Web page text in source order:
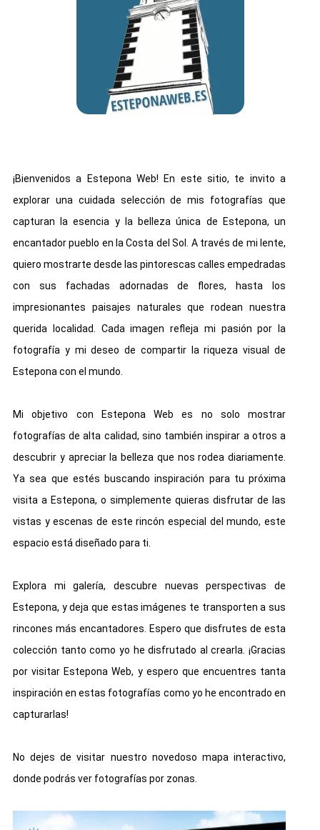
¡Bienvenidos a Estepona Web! En este sitio, te invito a
explorar una cuidada selección de mis fotografías que
capturan la esencia y la belleza única de Estepona, un
encantador pueblo en la Costa del Sol. A través de mi lente,
quiero mostrarte desde las pintorescas calles empedradas
con sus fachadas adornadas de flores, hasta los
impresionantes paisajes naturales que rodean nuestra
querida localidad. Cada imagen refleja mi pasión por la
fotografía y mi deseo de compartir la riqueza visual de
Estepona con el mundo.
Mi objetivo con Estepona Web es no solo mostrar
fotografías de alta calidad, sino también inspirar a otros a
descubrir y apreciar la belleza que nos rodea diariamente.
Ya sea que estés buscando inspiración para tu próxima
visita a Estepona, o simplemente quieras disfrutar de las
vistas y escenas de este rincón especial del mundo, este
espacio está diseñado para ti.
Explora mi galería, descubre nuevas perspectivas de
Estepona, y deja que estas imágenes te transporten a sus
rincones más encantadores. Espero que disfrutes de esta
colección tanto como yo he disfrutado al crearla. ¡Gracias
por visitar Estepona Web, y espero que encuentres tanta
inspiración en estas fotografías como yo he encontrado en
capturarlas!
No dejes de visitar nuestro novedoso mapa interactivo,
donde podrás ver fotografías por zonas.